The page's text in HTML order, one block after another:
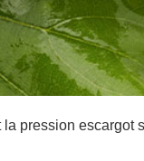
la pression escargot